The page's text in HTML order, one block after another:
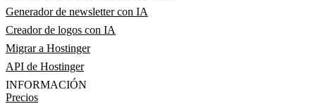
Generador de newsletter con IA
Creador de logos con IA
Migrar a Hostinger
API de Hostinger
INFORMACIÓN
Precios